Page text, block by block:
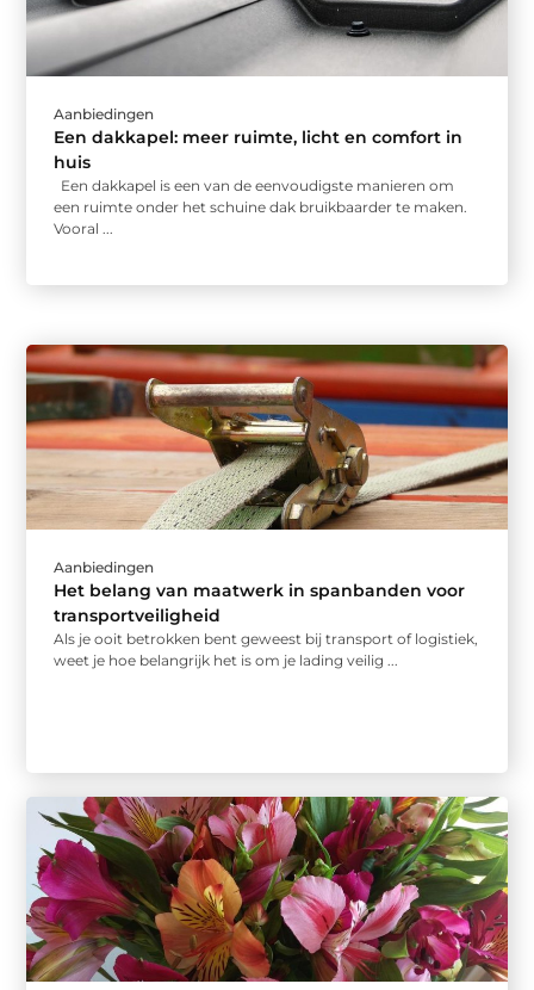
Aanbiedingen
Een dakkapel: meer ruimte, licht en comfort in
huis
Een dakkapel is een van de eenvoudigste manieren om
een ruimte onder het schuine dak bruikbaarder te maken.
Vooral ...
Aanbiedingen
Het belang van maatwerk in spanbanden voor
transportveiligheid
Als je ooit betrokken bent geweest bij transport of logistiek,
weet je hoe belangrijk het is om je lading veilig ...